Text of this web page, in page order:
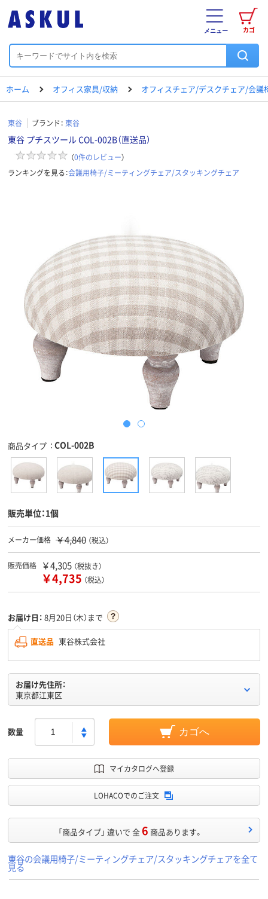
カゴ
メニュー
ホーム オフィス家具/収納 オフィスチェア/デスクチェア/会議
東谷 ブランド： 東谷
東谷 プチスツール COL-002B（直送品）
（0件のレビュー）
ランキングを見る：会議用椅子/ミーティングチェア/スタッキングチェア
商品タイプ COL-002B
販売単位：1個
メーカー価格 ￥4,840 （税込）
販売価格 ￥4,305 （税抜き）
￥4,735 （税込）
お届け日： 8月20日（木）まで
直送品 東谷株式会社
お届け先住所：
東京都江東区
数量 カゴへ
マイカタログへ登録
LOHACOでのご注文
「商品タイプ」 違いで 全6 商品あります。
東谷の会議用椅子/ミーティングチェア/スタッキングチェアを全て
見る